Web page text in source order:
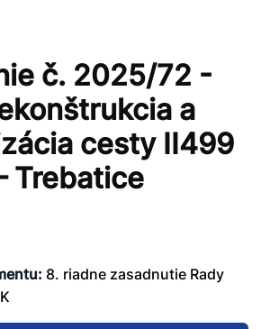
č. 2025/72 -
a
cesty II499
Trebatice
8. riadne zasadnutie Rady